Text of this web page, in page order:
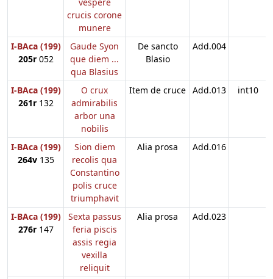
crucis corone
munere
I-BAca (199)
205r052
Gaude Syon
que diem ...
qua Blasius
De sancto
Blasio
Add.004
I-BAca (199)
261r132
O crux
admirabilis
arbor una
nobilis
Item de cruce Add.013 int10
I-BAca (199)
264v135
Sion diem
recolis qua
Constantino
polis cruce
triumphavit
Alia prosa Add.016
I-BAca (199)
276r147
Sexta passus
feria piscis
assis regia
vexilla
reliquit
Alia prosa Add.023